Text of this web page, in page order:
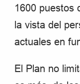
1600 puestos
la vista del
actuales en
El Plan no